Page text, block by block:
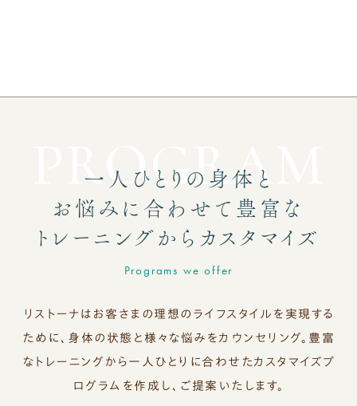
PROGRAM
一人ひとりの身体と
お悩みに合わせて 豊富な
トレーニングからカスタマイズ
Programs we offer
リストーナはお客さまの理想のライフスタイルを実現する
ために、身体の状態と様々な悩みをカウンセリング。 豊富
なトレーニングから一人ひとりに合わせたカスタマイズプ
ログラムを作成し、ご提案いたします。